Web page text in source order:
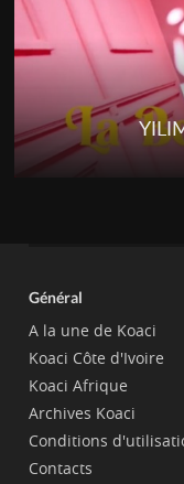
Général
A la une de Koaci
Koaci Côte d'Ivoire
Koaci Afrique
Archives Koaci
Conditions
Contacts